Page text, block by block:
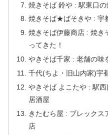
焼きそば 鈴や : 駅東口
焼きそば★ばそきや : 宇
焼きそば伊藤商店 : 焼き
ってきた！
やきそば千家 : 老舗の味
千代(ちよ・旧山内家)宇
やきそば よこたや : 駅
居酒屋
きたむら屋 : ブレックス
店